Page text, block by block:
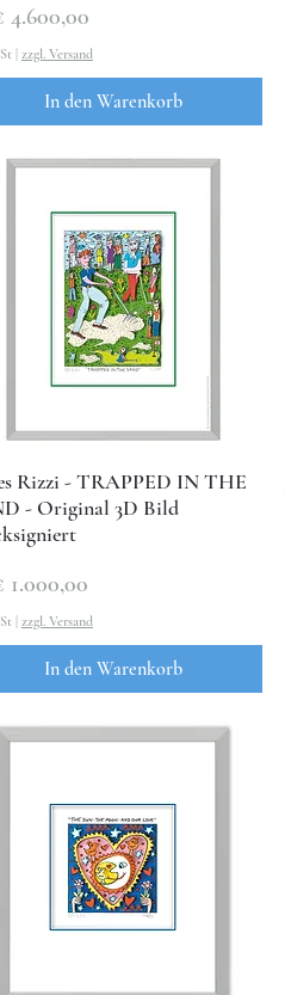
4.600,00
Preis
zzgl. Versand
In den Warenkorb
Rizzi - TRAPPED IN THE
- Original 3D Bild
1.000,00
Preis
zzgl. Versand
In den Warenkorb